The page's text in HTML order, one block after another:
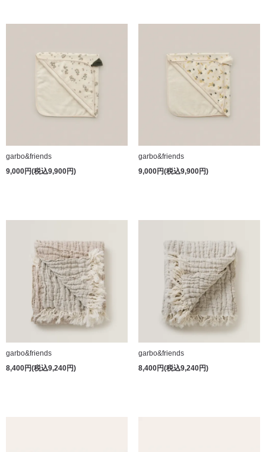
garbo&friends
9,000円(税込9,900円)
garbo&friends
9,000円(税込9,900円)
garbo&friends
8,400円(税込9,240円)
garbo&friends
8,400円(税込9,240円)